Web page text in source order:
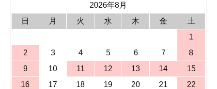
2026年8月
日
月 火 水 木 金
土
1
2
3 4 5 6 7
8
9
10 11 12 13 14
15
16
17 18 19 20 21
22